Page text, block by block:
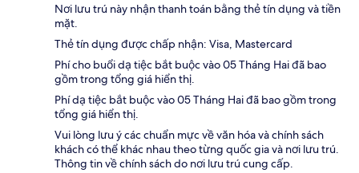
Nơi lưu trú này nhận thanh toán bằng thẻ tín dụng và tiền
mặt.
Thẻ tín dụng được chấp nhận: Visa, Mastercard
Phí cho buổi dạ tiệc bắt buộc vào 05 Tháng Hai đã bao
gồm trong tổng giá hiển thị.
Phí dạ tiệc bắt buộc vào 05 Tháng Hai đã bao gồm trong
tổng giá hiển thị.
Vui lòng lưu ý các chuẩn mực về văn hóa và chính sách
khách có thể khác nhau theo từng quốc gia và nơi lưu trú.
Thông tin về chính sách do nơi lưu trú cung cấp.